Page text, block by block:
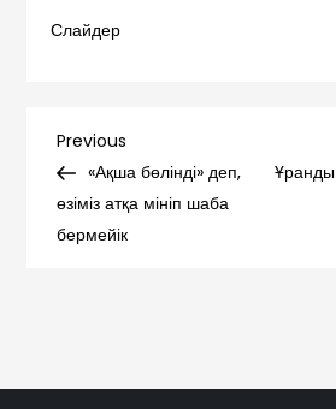
Слайдер
Навигация
по
Previous
Post
Previous
«Ақша бөлінді» деп,
өзіміз атқа мініп шаба
бермейік
Ұранды